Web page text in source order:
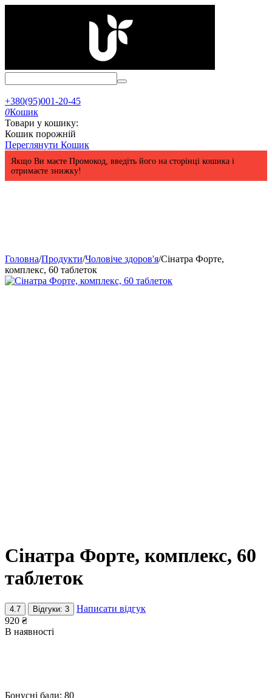
+380(95)001-20-45
0Кошик
Товари у кошику:
Кошик порожній
Переглянути Кошик
Якщо Ви маєте Промокод, введіть його на сторінці кошика і
отримаєте знижку!
Головна/Продукти/Чоловіче здоров'я/Сінатра Форте,
комплекс, 60 таблеток
Сінатра Форте, комплекс, 60
таблеток
4.7 Відгуки: 3
Написати відгук
920 ₴
В наявності
Бонусні бали: 80